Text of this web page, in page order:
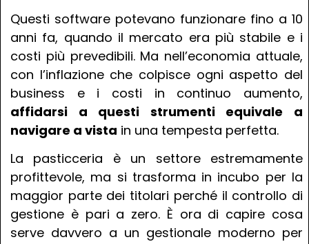
Questi software potevano funzionare fino a 10
anni fa, quando il mercato era più stabile e i
costi più prevedibili. Ma nell’economia attuale,
con l’inflazione che colpisce ogni aspetto del
business e i costi in continuo aumento,
affidarsi a questi strumenti equivale a
navigare a vista in una tempesta perfetta.
La pasticceria è un settore estremamente
profittevole, ma si trasforma in incubo per la
maggior parte dei titolari perché il controllo di
gestione è pari a zero. È ora di capire cosa
serve davvero a un gestionale moderno per